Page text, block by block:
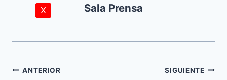
Sala Prensa
Navegación
ANTERIOR SIGUIENTE
X